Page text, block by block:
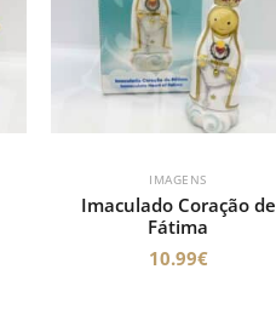
IMAGENS
Imaculado Coração de
Fátima
10.99€